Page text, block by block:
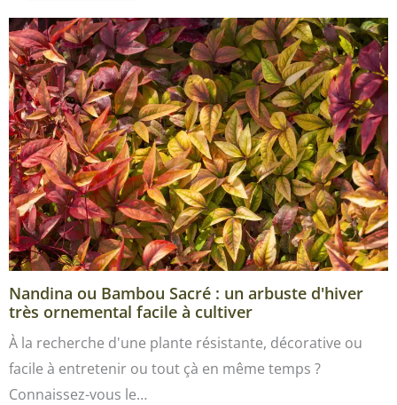
Nandina ou Bambou Sacré : un arbuste d'hiver
très ornemental facile à cultiver
À la recherche d'une plante résistante, décorative ou
facile à entretenir ou tout çà en même temps ?
Connaissez-vous le…